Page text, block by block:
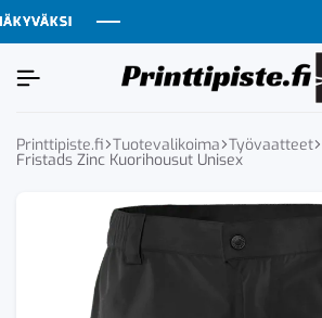
Printtipiste.fi Tuotevalikoima Työvaatteet
Fristads Zinc Kuorihousut Unisex